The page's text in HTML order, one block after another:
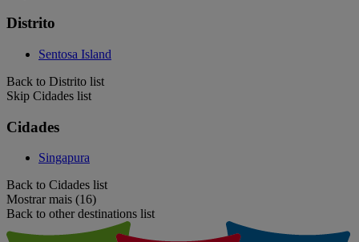
Distrito
Sentosa Island
Back to Distrito list
Skip Cidades list
Cidades
Singapura
Back to Cidades list
Mostrar mais (16)
Back to other destinations list